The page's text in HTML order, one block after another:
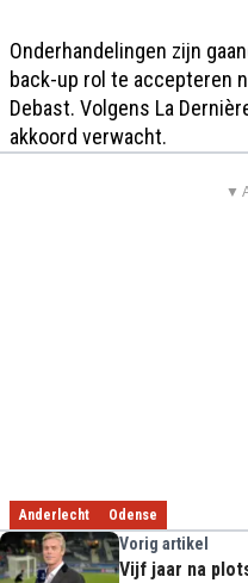
Onderhandelingen zijn
back-up rol te accepteren
Debast. Volgens La
akkoord verwacht.
▼
Anderlecht Odense
Vorig artikel
Vijf jaar na